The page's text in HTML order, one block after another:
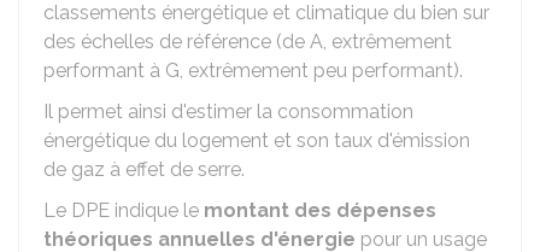
classements énergétique et climatique du bien sur
des échelles de référence (de A, extrêmement
performant à G, extrêmement peu performant).
Il permet ainsi d'estimer la consommation
énergétique du logement et son taux d'émission
de gaz à effet de serre.
Le DPE indique le montant des dépenses
théoriques annuelles d'énergie pour un usage